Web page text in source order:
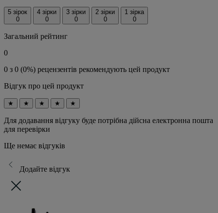
5 зірок
0
4 зірки
0
3 зірки
0
2 зірки
0
1 зірка
0
Загальний рейтинг
0
0 з 0 (0%) рецензентів рекомендують цей продукт
Відгук про цей продукт
★ ★ ★ ★ ★
Для додавання відгуку буде потрібна дійсна електронна пошта
для перевірки
Ще немає відгуків
Додайте відгук